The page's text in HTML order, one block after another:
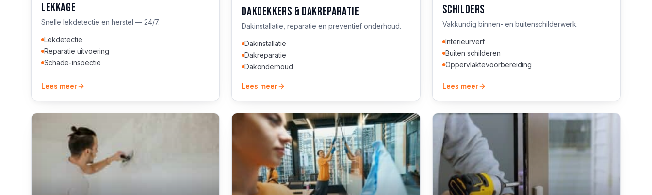
Lekkage
Snelle lekdetectie en herstel — 24/7.
Lekdetectie
Reparatie uitvoering
Schade-inspectie
Lees meer
Dakdekkers & dakreparatie
Dakinstallatie, reparatie en preventief onderhoud.
Dakinstallatie
Dakreparatie
Dakonderhoud
Lees meer
Schilders
Vakkundig binnen- en buitenschilderwerk.
Interieurverf
Buiten schilderen
Oppervlaktevoorbereiding
Lees meer